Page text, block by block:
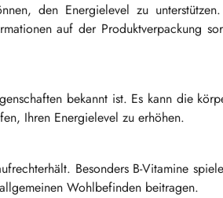
den Energielevel zu
auf der Produktverpackung
bekannt ist. Es kann die
Ihren Energielevel zu erhöhen.
Besonders B-Vitamine
Wohlbefinden beitragen.